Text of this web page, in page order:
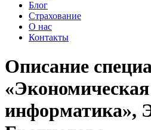
Блог
Страхование
О нас
Контакты
Описание
«Экономическая
информатика»,